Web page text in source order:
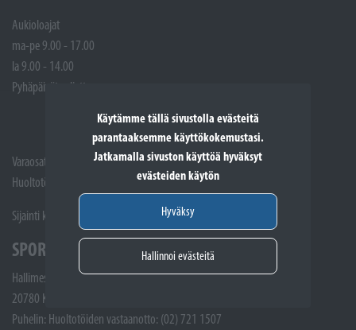
Käytämme tällä sivustolla evästeitä
parantaaksemme käyttökokemustasi.
Jatkamalla sivuston käyttöä hyväksyt
evästeiden käytön
Hyväksy
Hallinnoi evästeitä
Aukioloajat
ma-pe 9.00 - 17.00
la 9.00 - 14.00
Pyhäpäivät suljettuna
Varaosat: (02) 721 1407
Huoltotöiden vastaanotto: 02 7211405
Sijainti kartalla
SPORTTIKONE KAARINA
Hallimestarinkatu 4
20780 Kaarina
Puhelin: Huoltotöiden vastaanotto: (02) 721 1507